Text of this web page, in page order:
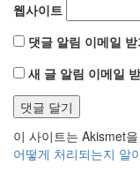
웹사이트
댓글 알림 이메일 받
새 글 알림 이메일
이 사이트는 Akismet
어떻게 처리되는지 알